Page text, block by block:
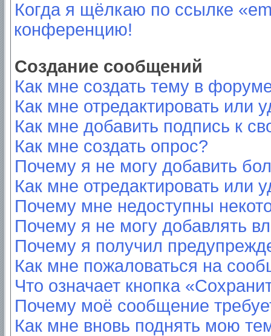
Когда я щёлкаю по ссылке
конференцию!
Создание сообщений
Как мне создать тему в
Как мне отредактировать или
Как мне добавить подпись к
Как мне создать опрос?
Почему я не могу добавить
Как мне отредактировать или
Почему мне недоступны
Почему я не могу добавлять
Почему я получил
Как мне пожаловаться на
Что означает кнопка
Почему моё сообщение
Как мне вновь поднять мою